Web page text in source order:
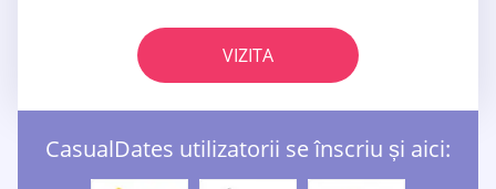
VIZITA
СasualDates utilizatorii se înscriu și aici: